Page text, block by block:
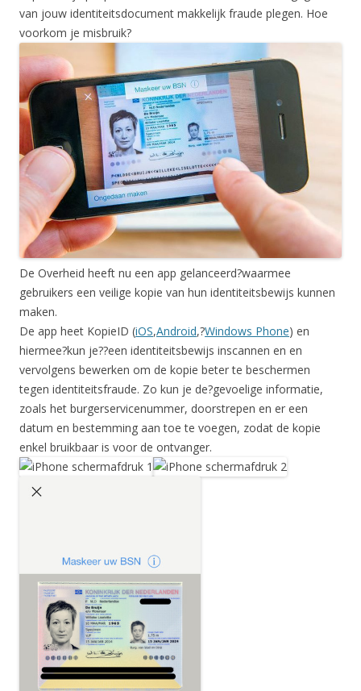
van jouw identiteitsdocument makkelijk fraude plegen. Hoe
voorkom je misbruik?
De Overheid heeft nu een app gelanceerd?waarmee
gebruikers een veilige kopie van hun identiteitsbewijs kunnen
maken.
De app heet KopieID (iOS,Android,?Windows Phone) en
hiermee?kun je??een identiteitsbewijs inscannen en en
vervolgens bewerken om de kopie beter te beschermen
tegen identiteitsfraude. Zo kun je de?gevoelige informatie,
zoals het burgerservicenummer, doorstrepen en er een
datum en bestemming aan toe te voegen, zodat de kopie
enkel bruikbaar is voor de ontvanger.